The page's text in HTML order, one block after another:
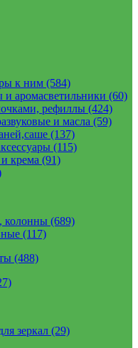
к ним (584)
аромасветильники (60)
рефиллы (424)
и масла (59)
(137)
(115)
крема (91)
колонны (689)
(117)
(488)
зеркал (29)